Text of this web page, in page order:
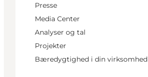
Presse
Media Center
Analyser og tal
Projekter
Bæredygtighed i din virksomhed